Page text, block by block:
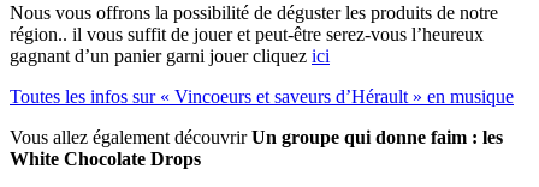
Nous vous offrons la possibilité de déguster les produits de notre
région.. il vous suffit de jouer et peut-être serez-vous l’heureux
gagnant d’un panier garni jouer cliquez ici
Toutes les infos sur « Vincoeurs et saveurs d’Hérault » en musique
Vous allez également découvrirUn groupe qui donne faim : les
White Chocolate Drops